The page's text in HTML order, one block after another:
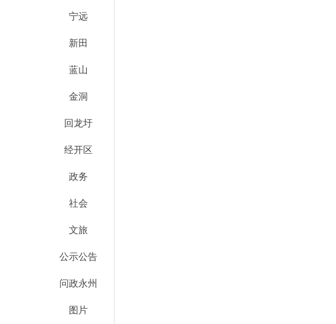
宁远
新田
蓝山
金洞
回龙圩
经开区
政务
社会
文旅
公示公告
问政永州
图片